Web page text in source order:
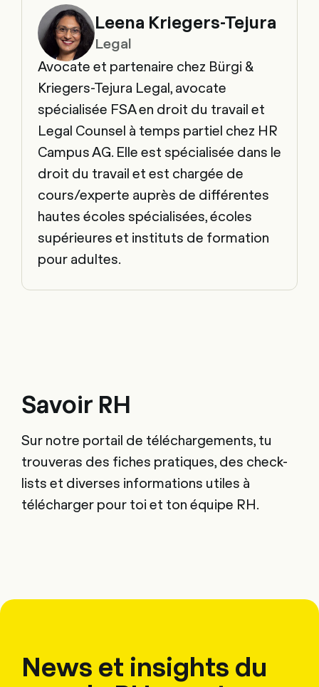
Leena Kriegers-Tejura
Legal
Avocate et partenaire chez Bürgi &
Kriegers-Tejura Legal, avocate
spécialisée FSA en droit du travail et
Legal Counsel à temps partiel chez HR
Campus AG. Elle est spécialisée dans le
droit du travail et est chargée de
cours/experte auprès de différentes
hautes écoles spécialisées, écoles
supérieures et instituts de formation
pour adultes.
Savoir RH
Sur notre portail de téléchargements, tu
trouveras des fiches pratiques, des check-
lists et diverses informations utiles à
télécharger pour toi et ton équipe RH.
News et insights du